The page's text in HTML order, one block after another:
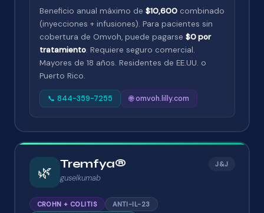
Beneficio anual máximo de $10,600combinado
(inyecciones + infusiones). Para pacientes sin
cobertura de Omvoh, puede pagarse $0 por
tratamiento. Requiere seguro comercial.
Mayores de 18 años. Residentes de EE.UU. o
Puerto Rico.
📞 844-359-7255 🌐 omvoh.lilly.com
🌿 Tremfya®
guselkumab
J&J
CROHN + COLITIS
ANTI-IL-23